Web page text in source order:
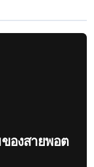
องสายพอต